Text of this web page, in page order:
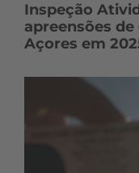
Inspeção
apreensões
Açores em